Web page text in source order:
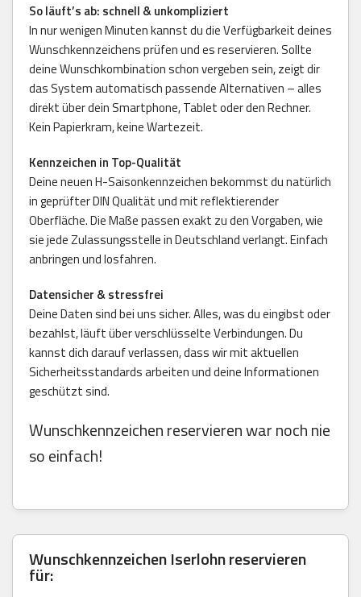
So läuft’s ab: schnell & unkompliziert
In nur wenigen Minuten kannst du die Verfügbarkeit deines
Wunschkennzeichens prüfen und es reservieren. Sollte
deine Wunschkombination schon vergeben sein, zeigt dir
das System automatisch passende Alternativen – alles
direkt über dein Smartphone, Tablet oder den Rechner.
Kein Papierkram, keine Wartezeit.
Kennzeichen in Top-Qualität
Deine neuen H-Saisonkennzeichen bekommst du natürlich
in geprüfter DIN Qualität und mit reflektierender
Oberfläche. Die Maße passen exakt zu den Vorgaben, wie
sie jede Zulassungsstelle in Deutschland verlangt. Einfach
anbringen und losfahren.
Datensicher & stressfrei
Deine Daten sind bei uns sicher. Alles, was du eingibst oder
bezahlst, läuft über verschlüsselte Verbindungen. Du
kannst dich darauf verlassen, dass wir mit aktuellen
Sicherheitsstandards arbeiten und deine Informationen
geschützt sind.
Wunschkennzeichen reservieren war noch nie
so einfach!
Wunschkennzeichen Iserlohn reservieren
für: